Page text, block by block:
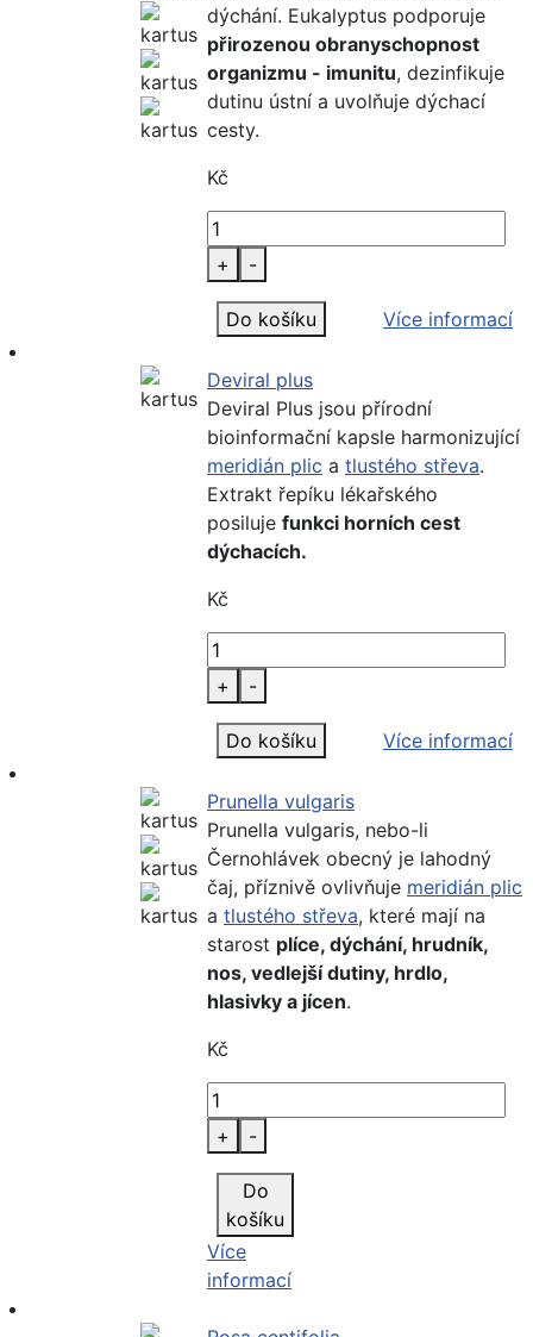
dýchání. Eukalyptus podporuje
přirozenou obranyschopnost
organizmu - imunitu, dezinfikuje
dutinu ústní a uvolňuje dýchací
cesty.
Kč
+ -
Do košíku Více informací
Deviral plus
Deviral Plus jsou přírodní
bioinformační kapsle harmonizující
meridián plic a tlustého střeva.
Extrakt řepíku lékařského
posiluje funkci horních cest
dýchacích.
Kč
+ -
Do košíku Více informací
Prunella vulgaris
Prunella vulgaris, nebo-li
Černohlávek obecný je lahodný
čaj, příznivě ovlivňuje meridián plic
a tlustého střeva, které mají na
starost plíce, dýchání, hrudník,
nos, vedlejší dutiny, hrdlo,
hlasivky a jícen.
Kč
+ -
Do
košíku
Více
informací